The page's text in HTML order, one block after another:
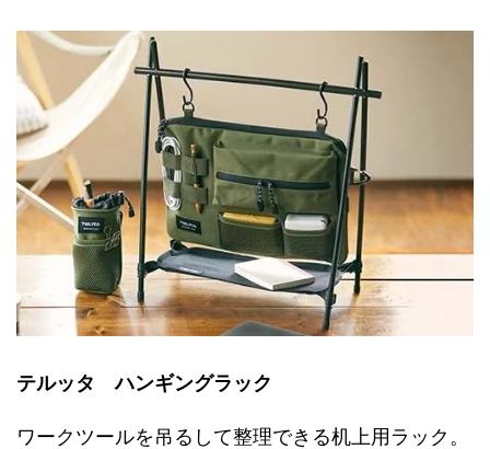
テルッタ ハンギングラック
ワークツールを吊るして整理できる机上用ラック。